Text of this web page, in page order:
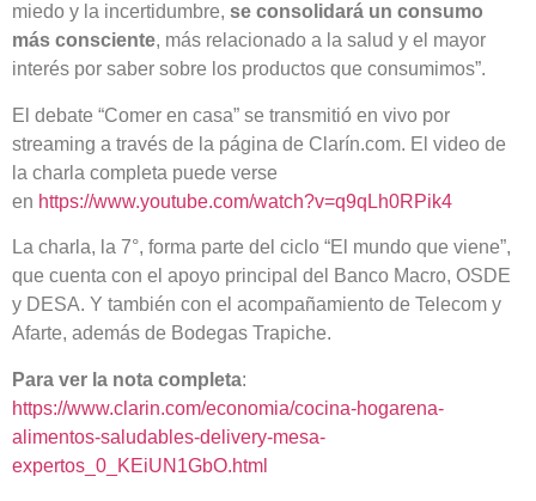
miedo y la incertidumbre, se consolidará un consumo
más consciente, más relacionado a la salud y el mayor
interés por saber sobre los productos que consumimos”.
El debate “Comer en casa” se transmitió en vivo por
streaming a través de la página de Clarín.com. El video de
la charla completa puede verse
en https://www.youtube.com/watch?v=q9qLh0RPik4
La charla, la 7°, forma parte del ciclo “El mundo que viene”,
que cuenta con el apoyo principal del Banco Macro, OSDE
y DESA. Y también con el acompañamiento de Telecom y
Afarte, además de Bodegas Trapiche.
Para ver la nota completa:
https://www.clarin.com/economia/cocina-hogarena-
alimentos-saludables-delivery-mesa-
expertos_0_KEiUN1GbO.html